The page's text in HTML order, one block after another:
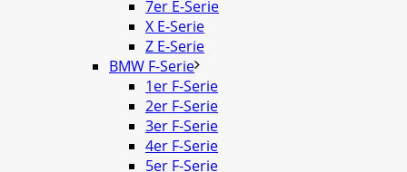
7er E-Serie
X E-Serie
Z E-Serie
BMW F-Serie
1er F-Serie
2er F-Serie
3er F-Serie
4er F-Serie
5er F-Serie